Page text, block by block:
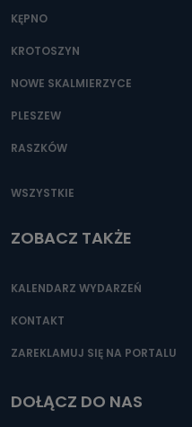
KĘPNO
KROTOSZYN
NOWE SKALMIERZYCE
PLESZEW
RASZKÓW
WSZYSTKIE
ZOBACZ TAKŻE
KALENDARZ WYDARZEŃ
KONTAKT
ZAREKLAMUJ SIĘ NA PORTALU
DOŁĄCZ DO NAS